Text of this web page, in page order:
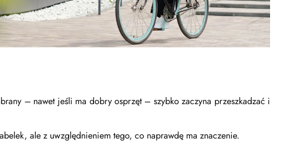
– nawet jeśli ma dobry osprzęt – szybko zaczyna przeszkadzać i
ale z uwzględnieniem tego, co naprawdę ma znaczenie.